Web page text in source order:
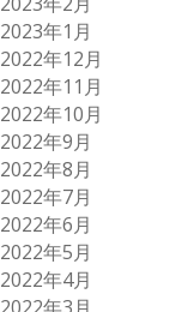
2023年1月
2022年12月
2022年11月
2022年10月
2022年9月
2022年8月
2022年7月
2022年6月
2022年5月
2022年4月